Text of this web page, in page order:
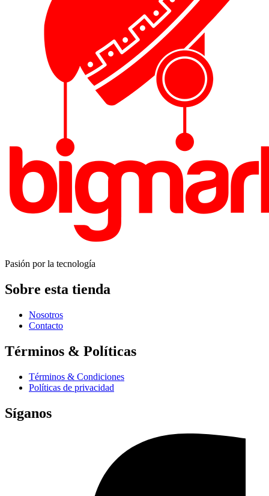
Pasión por la tecnología
Sobre esta tienda
Nosotros
Contacto
Términos & Políticas
Términos & Condiciones
Políticas de privacidad
Síganos